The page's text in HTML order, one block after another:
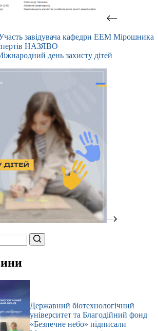
завідувача кафедри ЕЕМ Мірошника
НАЗЯВО
день захисту дітей
Державний біотехнологічний
університет та Благодійний фонд
«Безпечне небо» підписали